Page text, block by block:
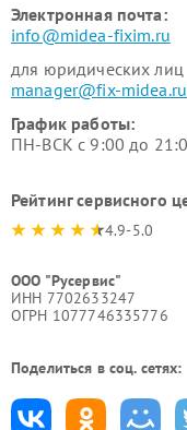
Электронная почта:
info@midea-fixim.ru
для юридических лиц
manager@fix-midea.ru
График работы:
ПН-ВСК с 9:00 до
Рейтинг сервисного
4.9-5.0
ООО "Русервис"
ИНН 7702633247
ОГРН 1077746335776
Поделиться в соц. сетях: